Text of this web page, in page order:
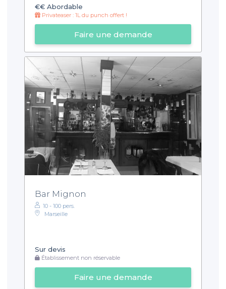
€€ Abordable
Privateaser : 1L du punch offert !
Faire une demande
Bar Mignon
10 - 100 pers.
Marseille
Sur devis
Établissement non réservable
Faire une demande